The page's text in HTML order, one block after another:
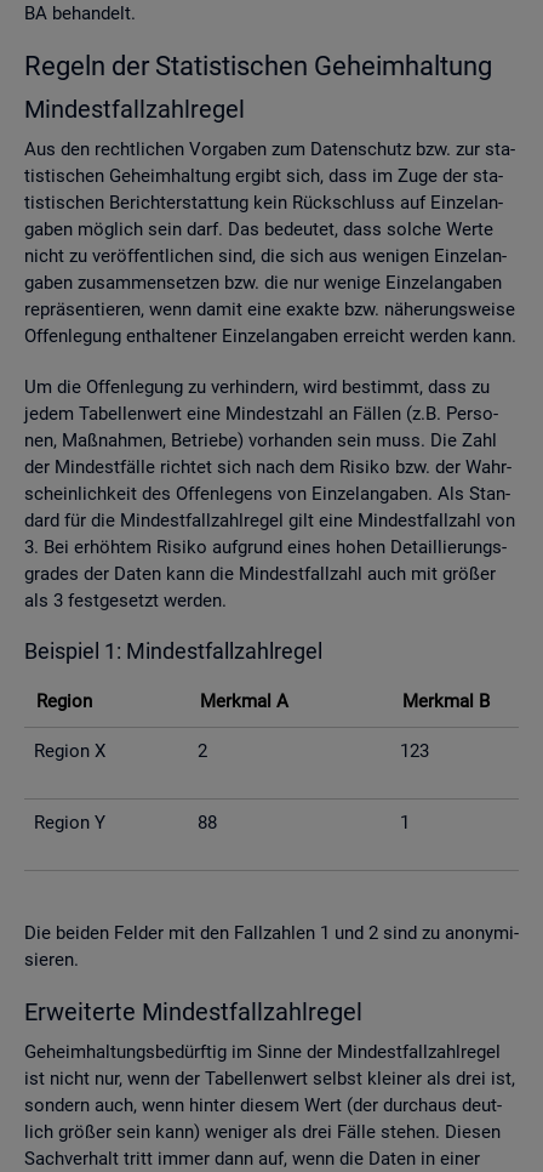
BA be­han­delt.
Re­geln der Sta­tis­ti­schen Ge­heim­hal­tung
Min­dest­fall­zahl­re­gel
Aus den recht­li­chen Vor­ga­ben zum Da­ten­schutz bzw. zur sta­
tis­ti­schen Ge­heim­hal­tung er­gibt sich, dass im Zuge der sta­
tis­ti­schen Be­richt­erstat­tung kein Rück­schluss auf Ein­zel­an­
ga­ben mög­lich sein darf. Das be­deu­tet, dass sol­che Werte
nicht zu ver­öf­fent­li­chen sind, die sich aus we­ni­gen Ein­zel­an­
ga­ben zu­sam­men­set­zen bzw. die nur we­ni­ge Ein­zel­an­ga­ben
re­prä­sen­tie­ren, wenn damit eine ex­ak­te bzw. nä­he­rungs­wei­se
Of­fen­le­gung ent­hal­te­ner Ein­zel­an­ga­ben er­reicht wer­den kann.
Um die Of­fen­le­gung zu ver­hin­dern, wird be­stimmt, dass zu
jedem Ta­bel­len­wert eine Min­dest­zahl an Fäl­len (z.B. Per­so­
nen, Maß­nah­men, Be­trie­be) vor­han­den sein muss. Die Zahl
der Min­dest­fäl­le rich­tet sich nach dem Ri­si­ko bzw. der Wahr­
schein­lich­keit des Of­fen­le­gens von Ein­zel­an­ga­ben. Als Stan­
dard für die Min­dest­fall­zahl­re­gel gilt eine Min­dest­fall­zahl von
3. Bei er­höh­tem Ri­si­ko auf­grund eines hohen De­tail­lie­rungs­
gra­des der Daten kann die Min­dest­fall­zahl auch mit grö­ßer
als 3 fest­ge­setzt wer­den.
Bei­spiel 1: Min­dest­fall­zahl­re­gel
Re­gi­on Merk­mal A Merk­mal B
Re­gi­on X 2 123
Re­gi­on Y 88 1
Die bei­den Fel­der mit den Fall­zah­len 1 und 2 sind zu an­ony­mi­
sie­ren.
Er­wei­ter­te Min­dest­fall­zahl­re­gel
Ge­heim­hal­tungs­be­dürf­tig im Sinne der Min­dest­fall­zahl­re­gel
ist nicht nur, wenn der Ta­bel­len­wert selbst klei­ner als drei ist,
son­dern auch, wenn hin­ter die­sem Wert (der durch­aus deut­
lich grö­ßer sein kann) we­ni­ger als drei Fälle ste­hen. Die­sen
Sach­ver­halt tritt immer dann auf, wenn die Daten in einer